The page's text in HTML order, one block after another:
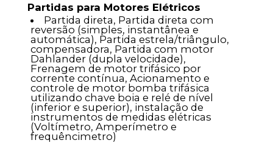
Partidas para Motores Elétricos
Partida direta, Partida direta com
reversão (simples, instantânea e
automática), Partida estrela/triângulo,
compensadora, Partida com motor
Dahlander (dupla velocidade),
Frenagem de motor trifásico por
corrente contínua, Acionamento e
controle de motor bomba trifásica
utilizando chave boia e relé de nível
(inferior e superior), instalação de
instrumentos de medidas elétricas
(Voltímetro, Amperímetro e
frequêncimetro)